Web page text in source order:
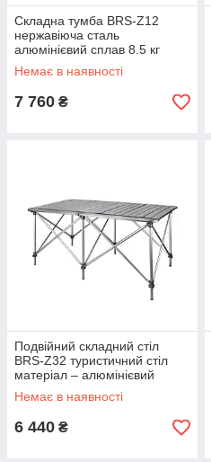
Складна тумба BRS-Z12
нержавіюча сталь
алюмінієвий сплав 8.5 кг
розміри 1225 х 355 х 800 мм
новий стан
Немає в наявності
7 760 ₴
Подвійний складний стіл
BRS-Z32 туристичний стіл
матеріал – алюмінієвий
сплав вага – 6.7 кілограмів
Немає в наявності
6 440 ₴